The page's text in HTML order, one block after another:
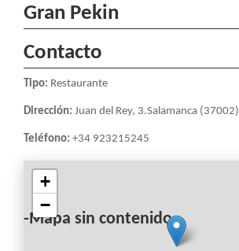
ENLACES
DE
AYUDA
LA
NAVEGACIÓN
Gran Pekin
Contacto
Tipo: Restaurante
Dirección: Juan del Rey, 3.Salamanca (37002)
Teléfono: +34 923215245
-Mapa sin contenido-
+
−